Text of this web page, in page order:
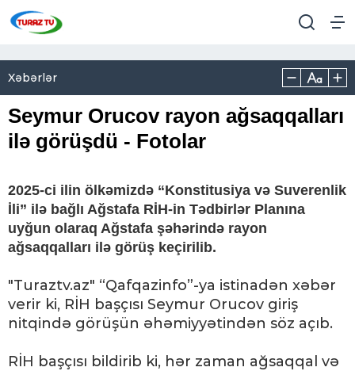
Xəbərlər
Seymur Orucov rayon ağsaqqalları
ilə görüşdü - Fotolar
2025-ci ilin ölkəmizdə “Konstitusiya və Suverenlik
İli” ilə bağlı Ağstafa RİH-in Tədbirlər Planına
uyğun olaraq Ağstafa şəhərində rayon
ağsaqqalları ilə görüş keçirilib.
"Turaztv.az" “Qafqazinfo”-ya istinadən xəbər
verir ki, RİH başçısı Seymur Orucov giriş
nitqində görüşün əhəmiyyətindən söz açıb.
RİH başçısı bildirib ki, hər zaman ağsaqqal və